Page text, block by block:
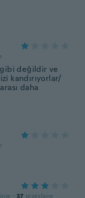
değildir ve
kandırıyorlar/
daha
· 37 przesłane